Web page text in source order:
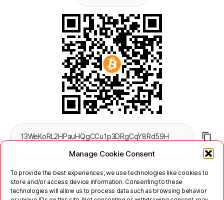
Manage Cookie Consent
To provide the best experiences, we use technologies like cookies to
store and/or access device information. Consenting to these
technologies will allow us to process data such as browsing behavior